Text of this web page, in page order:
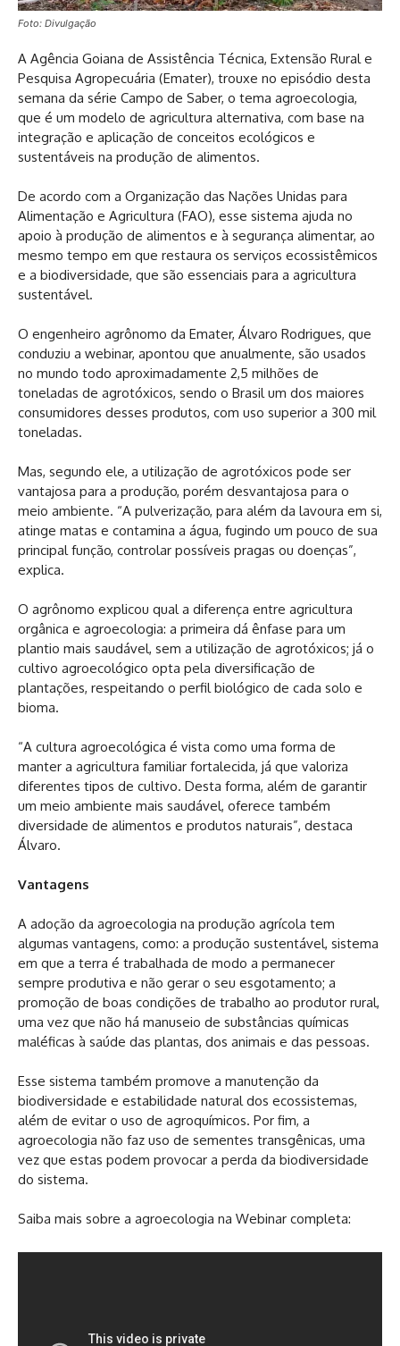
Foto: Divulgação
A Agência Goiana de Assistência Técnica, Extensão Rural e
Pesquisa Agropecuária (Emater), trouxe no episódio desta
semana da série Campo de Saber, o tema agroecologia,
que é um modelo de agricultura alternativa, com base na
integração e aplicação de conceitos ecológicos e
sustentáveis na produção de alimentos.
De acordo com a Organização das Nações Unidas para
Alimentação e Agricultura (FAO), esse sistema ajuda no
apoio à produção de alimentos e à segurança alimentar, ao
mesmo tempo em que restaura os serviços ecossistêmicos
e a biodiversidade, que são essenciais para a agricultura
sustentável.
O engenheiro agrônomo da Emater, Álvaro Rodrigues, que
conduziu a webinar, apontou que anualmente, são usados
no mundo todo aproximadamente 2,5 milhões de
toneladas de agrotóxicos, sendo o Brasil um dos maiores
consumidores desses produtos, com uso superior a 300 mil
toneladas.
Mas, segundo ele, a utilização de agrotóxicos pode ser
vantajosa para a produção, porém desvantajosa para o
meio ambiente. “A pulverização, para além da lavoura em si,
atinge matas e contamina a água, fugindo um pouco de sua
principal função, controlar possíveis pragas ou doenças”,
explica.
O agrônomo explicou qual a diferença entre agricultura
orgânica e agroecologia: a primeira dá ênfase para um
plantio mais saudável, sem a utilização de agrotóxicos; já o
cultivo agroecológico opta pela diversificação de
plantações, respeitando o perfil biológico de cada solo e
bioma.
“A cultura agroecológica é vista como uma forma de
manter a agricultura familiar fortalecida, já que valoriza
diferentes tipos de cultivo. Desta forma, além de garantir
um meio ambiente mais saudável, oferece também
diversidade de alimentos e produtos naturais”, destaca
Álvaro.
Vantagens
A adoção da agroecologia na produção agrícola tem
algumas vantagens, como: a produção sustentável, sistema
em que a terra é trabalhada de modo a permanecer
sempre produtiva e não gerar o seu esgotamento; a
promoção de boas condições de trabalho ao produtor rural,
uma vez que não há manuseio de substâncias químicas
maléficas à saúde das plantas, dos animais e das pessoas.
Esse sistema também promove a manutenção da
biodiversidade e estabilidade natural dos ecossistemas,
além de evitar o uso de agroquímicos. Por fim, a
agroecologia não faz uso de sementes transgênicas, uma
vez que estas podem provocar a perda da biodiversidade
do sistema.
Saiba mais sobre a agroecologia na Webinar completa: